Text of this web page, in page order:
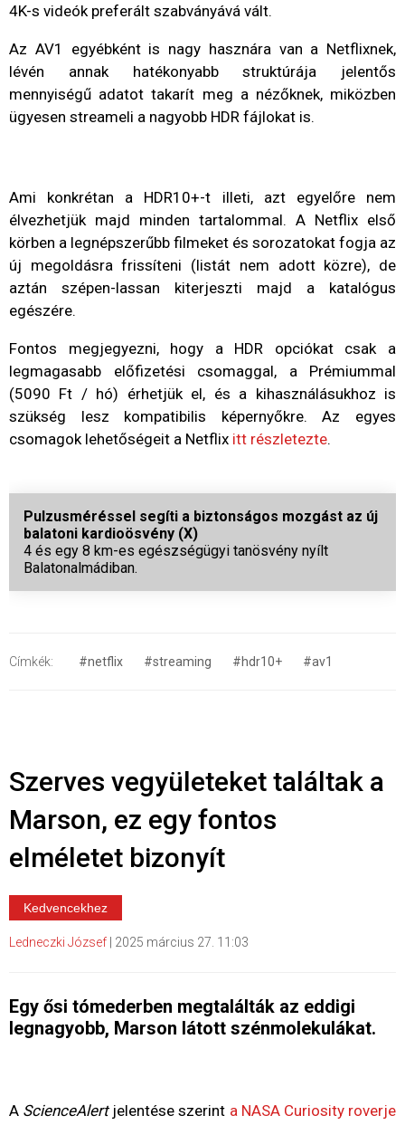
4K-s videók preferált szabványává vált.
Az AV1 egyébként is nagy hasznára van a Netflixnek,
lévén annak hatékonyabb struktúrája jelentős
mennyiségű adatot takarít meg a nézőknek, miközben
ügyesen streameli a nagyobb HDR fájlokat is.
Ami konkrétan a HDR10+-t illeti, azt egyelőre nem
élvezhetjük majd minden tartalommal. A Netflix első
körben a legnépszerűbb filmeket és sorozatokat fogja az
új megoldásra frissíteni (listát nem adott közre), de
aztán szépen-lassan kiterjeszti majd a katalógus
egészére.
Fontos megjegyezni, hogy a HDR opciókat csak a
legmagasabb előfizetési csomaggal, a Prémiummal
(5090 Ft / hó) érhetjük el, és a kihasználásukhoz is
szükség lesz kompatibilis képernyőkre. Az egyes
csomagok lehetőségeit a Netflix itt részletezte.
Pulzusméréssel segíti a biztonságos mozgást az új
balatoni kardioösvény (X)
4 és egy 8 km-es egészségügyi tanösvény nyílt
Balatonalmádiban.
Címkék: #netflix #streaming #hdr10+ #av1
Szerves vegyületeket találtak a
Marson, ez egy fontos
elméletet bizonyít
Kedvencekhez
Ledneczki József 2025 március 27. 11:03
Egy ősi tómederben megtalálták az eddigi
legnagyobb, Marson látott szénmolekulákat.
A ScienceAlert jelentése szerint a NASA Curiosity roverje